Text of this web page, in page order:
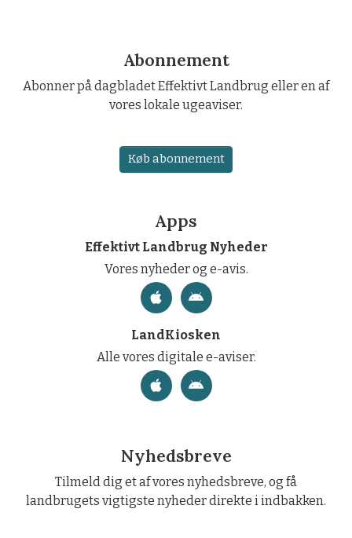
Abonnement
Abonner på dagbladet Effektivt Landbrug eller en af
vores lokale ugeaviser.
Køb abonnement
Apps
Effektivt Landbrug Nyheder
Vores nyheder og e-avis.
LandKiosken
Alle vores digitale e-aviser.
Nyhedsbreve
Tilmeld dig et af vores nyhedsbreve, og få
landbrugets vigtigste nyheder direkte i indbakken.